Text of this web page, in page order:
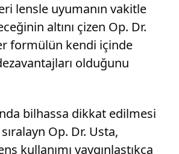
lensle uyumanın vakitle
altını çizen Op. Dr.
formülün kendi içinde
olduğunu
bilhassa dikkat edilmesi
Op. Dr. Usta,
kullanımı yaygınlaştıkça